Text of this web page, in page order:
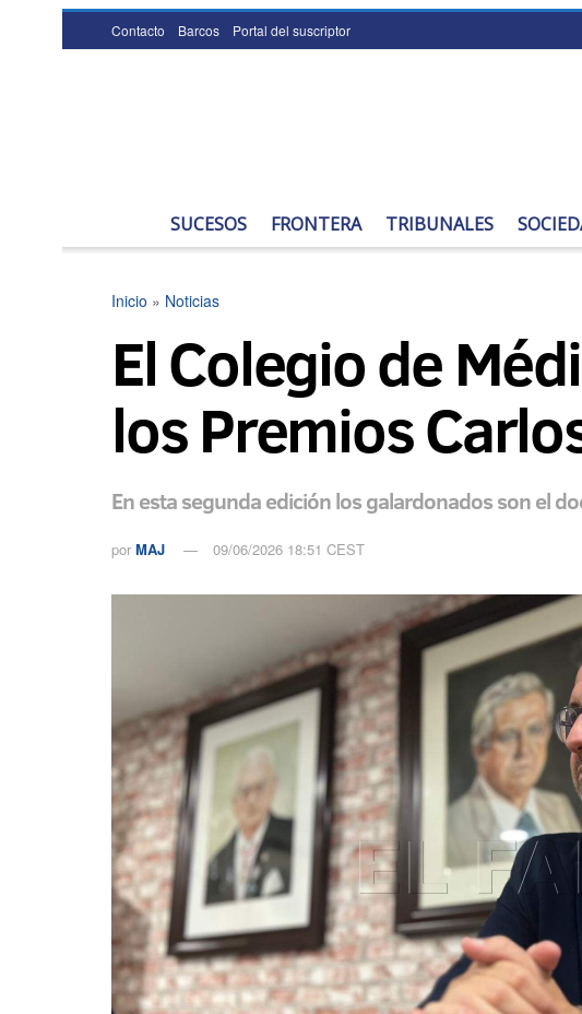
Contacto Barcos Portal del suscriptor
SUCESOS FRONTERA TRIBUNALES
Inicio » Noticias
El Colegio de
los Premios
En esta segunda edición los galardonados son el
por MAJ 09/06/2026 18:51 CEST